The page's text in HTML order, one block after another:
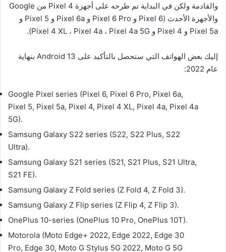
والقادمة ولكن في البداية تم طرحه على أجهزة Pixel 4 من Google
والأجهزة الأحدث (Pixel 6 و Pixel 6 Pro و Pixel 6a و Pixel 5 و
Pixel 5a و Pixel 4 و Pixel 4 XL ، Pixel 4a ، Pixel 4a 5G).
إليك بعض الهواتف التي ستحصل بالتأكيد على Android 13 بنهاية
عام 2022:
Google Pixel series (Pixel 6, Pixel 6 Pro, Pixel 6a,
Pixel 5, Pixel 5a, Pixel 4, Pixel 4 XL, Pixel 4a, Pixel 4a
5G).
Samsung Galaxy S22 series (S22, S22 Plus, S22
Ultra).
Samsung Galaxy S21 series (S21, S21 Plus, S21 Ultra,
S21 FE).
Samsung Galaxy Z Fold series (Z Fold 4, Z Fold 3).
Samsung Galaxy Z Flip series (Z Flip 4, Z Flip 3).
OnePlus 10-series (OnePlus 10 Pro, OnePlus 10T).
Motorola (Moto Edge+ 2022, Edge 2022, Edge 30
Pro, Edge 30, Moto G Stylus 5G 2022, Moto G 5G